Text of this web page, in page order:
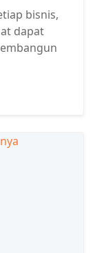
bisnis,
dapat